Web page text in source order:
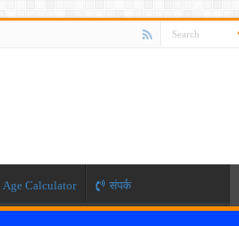
Age Calculator संपर्क